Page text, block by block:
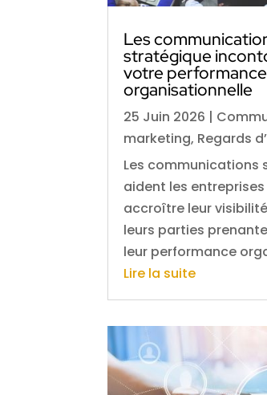
Les
stratégique
votre performance
organisationnelle
25 Juin 2026 |
marketing, Regards
Les communications
aident les
accroître leur
leurs parties
leur performance
Lire la suite